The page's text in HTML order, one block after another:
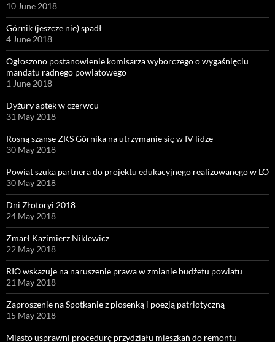
10 June 2018
Górnik (jeszcze nie) spadł
4 June 2018
Ogłoszono postanowienie komisarza wyborczego o wygaśnięciu
mandatu radnego powiatowego
1 June 2018
Dyżury aptek w czerwcu
31 May 2018
Rosną szanse ZKS Górnika na utrzymanie się w IV lidze
30 May 2018
Powiat szuka partnera do projektu edukacyjnego realizowanego w LO
30 May 2018
Dni Złotoryi 2018
24 May 2018
Zmarł Kazimierz Niklewicz
22 May 2018
RIO wskazuje na naruszenie prawa w zmianie budżetu powiatu
21 May 2018
Zaproszenie na Spotkanie z piosenką i poezją patriotyczną
15 May 2018
Miasto usprawni procedurę przydziału mieszkań do remontu